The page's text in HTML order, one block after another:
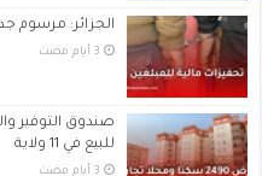
الجزائر: مرسوم
للبيع في 11 ولاية